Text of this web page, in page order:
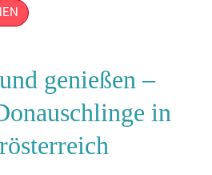
genießen –
in